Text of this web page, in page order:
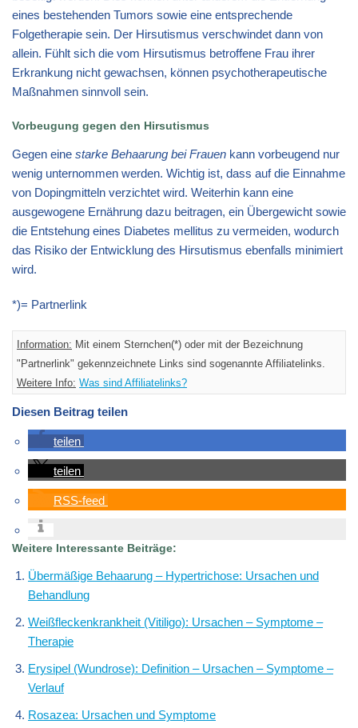
eines bestehenden Tumors sowie eine entsprechende
Folgetherapie sein. Der Hirsutismus verschwindet dann von
allein. Fühlt sich die vom Hirsutismus betroffene Frau ihrer
Erkrankung nicht gewachsen, können psychotherapeutische
Maßnahmen sinnvoll sein.
Vorbeugung gegen den Hirsutismus
Gegen eine starke Behaarung bei Frauen kann vorbeugend nur
wenig unternommen werden. Wichtig ist, dass auf die Einnahme
von Dopingmitteln verzichtet wird. Weiterhin kann eine
ausgewogene Ernährung dazu beitragen, ein Übergewicht sowie
die Entstehung eines Diabetes mellitus zu vermeiden, wodurch
das Risiko der Entwicklung des Hirsutismus ebenfalls minimiert
wird.
*)= Partnerlink
Information: Mit einem Sternchen(*) oder mit der Bezeichnung
"Partnerlink" gekennzeichnete Links sind sogenannte Affiliatelinks.
Weitere Info: Was sind Affiliatelinks?
Diesen Beitrag teilen
teilen
teilen
RSS-feed
Weitere Interessante Beiträge:
Übermäßige Behaarung – Hypertrichose: Ursachen und
Behandlung
Weißfleckenkrankheit (Vitiligo): Ursachen – Symptome –
Therapie
Erysipel (Wundrose): Definition – Ursachen – Symptome –
Verlauf
Rosazea: Ursachen und Symptome